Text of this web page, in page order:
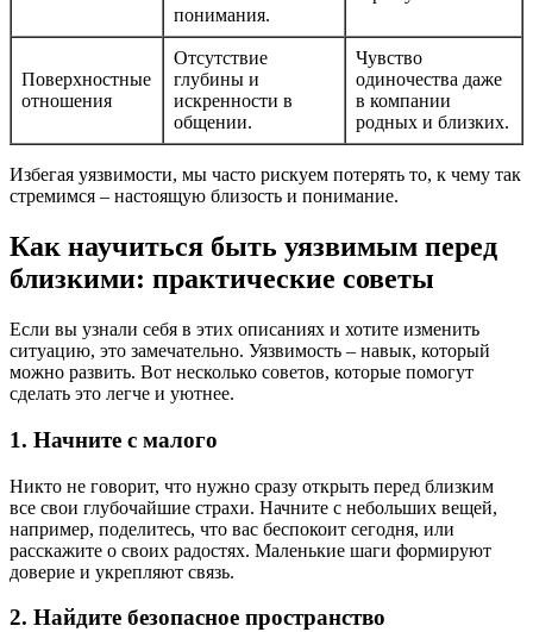
понимания.
Поверхностные
отношения
Отсутствие
глубины и
искренности в
общении.
Чувство
одиночества даже
в компании
родных и близких.
Избегая уязвимости, мы часто рискуем потерять то, к чему так
стремимся – настоящую близость и понимание.
Как научиться быть уязвимым перед
близкими: практические советы
Если вы узнали себя в этих описаниях и хотите изменить
ситуацию, это замечательно. Уязвимость – навык, который
можно развить. Вот несколько советов, которые помогут
сделать это легче и уютнее.
1. Начните с малого
Никто не говорит, что нужно сразу открыть перед близким
все свои глубочайшие страхи. Начните с небольших вещей,
например, поделитесь, что вас беспокоит сегодня, или
расскажите о своих радостях. Маленькие шаги формируют
доверие и укрепляют связь.
2. Найдите безопасное пространство